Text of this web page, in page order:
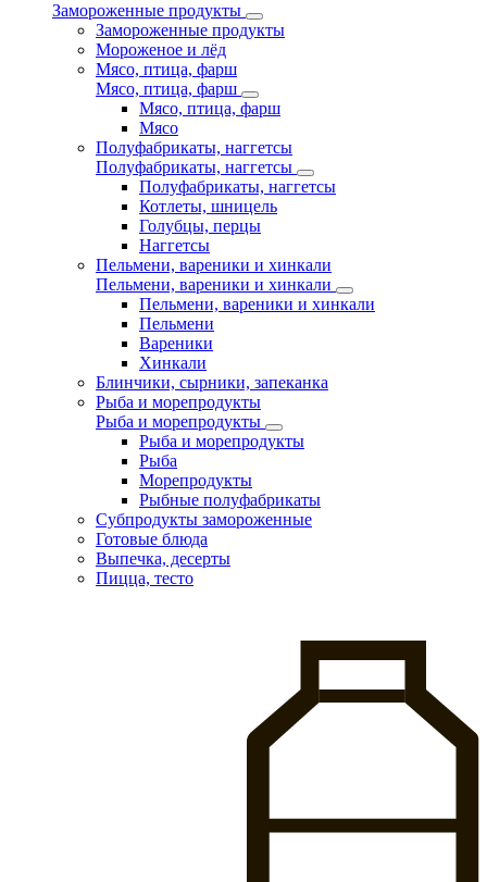
Замороженные продукты
Замороженные продукты
Мороженое и лёд
Мясо, птица, фарш
Мясо, птица, фарш
Мясо, птица, фарш
Мясо
Полуфабрикаты, наггетсы
Полуфабрикаты, наггетсы
Полуфабрикаты, наггетсы
Котлеты, шницель
Голубцы, перцы
Наггетсы
Пельмени, вареники и хинкали
Пельмени, вареники и хинкали
Пельмени, вареники и хинкали
Пельмени
Вареники
Хинкали
Блинчики, сырники, запеканка
Рыба и морепродукты
Рыба и морепродукты
Рыба и морепродукты
Рыба
Морепродукты
Рыбные полуфабрикаты
Субпродукты замороженные
Готовые блюда
Выпечка, десерты
Пицца, тесто